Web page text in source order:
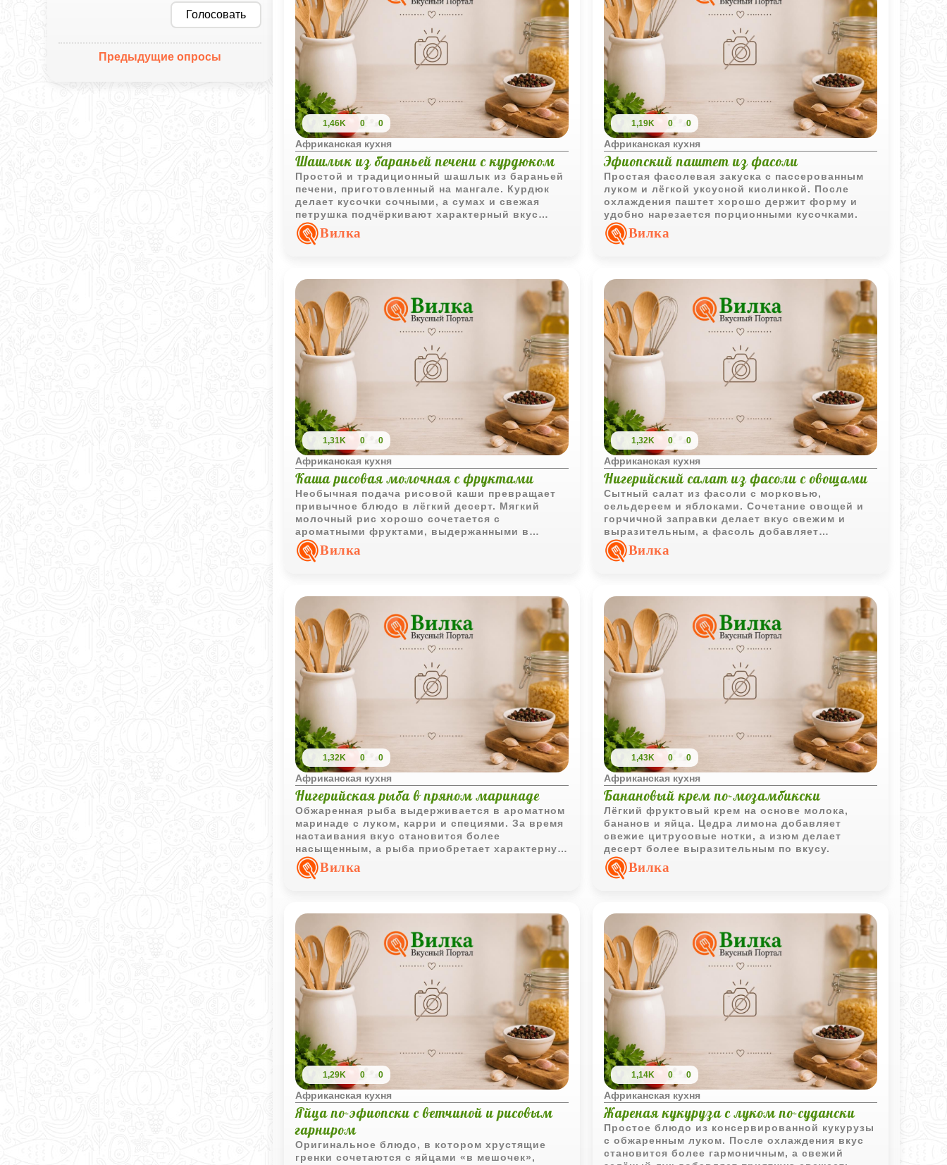
Голосовать
Предыдущие опросы
1,46K 0 0
Африканская кухня
Шашлык из бараньей печени с курдюком
Простой и традиционный шашлык из бараньей
печени, приготовленный на мангале. Курдюк
делает кусочки сочными, а сумах и свежая
петрушка подчёркивают характерный вкус
блюда.Вилка
1,19K 0 0
Африканская кухня
Эфиопский паштет из фасоли
Простая фасолевая закуска с пассерованным
луком и лёгкой уксусной кислинкой. После
охлаждения паштет хорошо держит форму и
удобно нарезается порционными кусочками.
Вилка
1,31K 0 0
Африканская кухня
Каша рисовая молочная с фруктами
Необычная подача рисовой каши превращает
привычное блюдо в лёгкий десерт. Мягкий
молочный рис хорошо сочетается с
ароматными фруктами, выдержанными в
ликёре.Вилка
1,32K 0 0
Африканская кухня
Нигерийский салат из фасоли с овощами
Сытный салат из фасоли с морковью,
сельдереем и яблоками. Сочетание овощей и
горчичной заправки делает вкус свежим и
выразительным, а фасоль добавляет
питательность.
Вилка
1,32K 0 0
Африканская кухня
Нигерийская рыба в пряном маринаде
Обжаренная рыба выдерживается в ароматном
маринаде с луком, карри и специями. За время
настаивания вкус становится более
насыщенным, а рыба приобретает характерную
пикантную кислинку.
Вилка
1,43K 0 0
Африканская кухня
Банановый крем по-мозамбикски
Лёгкий фруктовый крем на основе молока,
бананов и яйца. Цедра лимона добавляет
свежие цитрусовые нотки, а изюм делает
десерт более выразительным по вкусу.
Вилка
1,29K 0 0
Африканская кухня
Яйца по-эфиопски с ветчиной и рисовым
гарниром
Оригинальное блюдо, в котором хрустящие
гренки сочетаются с яйцами «в мешочек»,
1,14K 0 0
Африканская кухня
Жареная кукуруза с луком по-судански
Простое блюдо из консервированной кукурузы
с обжаренным луком. После охлаждения вкус
становится более гармоничным, а свежий